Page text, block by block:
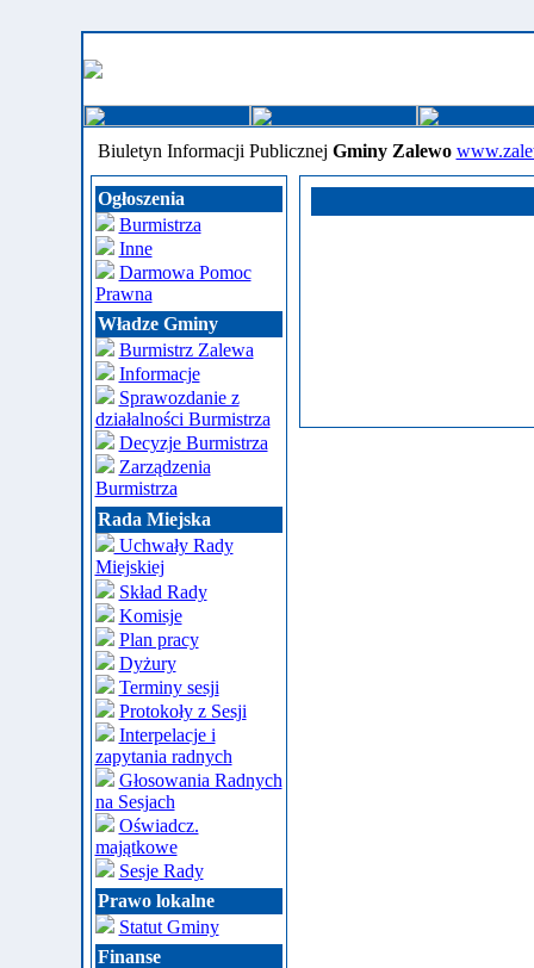
Biuletyn Informacji Publicznej Gminy Zalewo
Ogłoszenia
Burmistrza
Inne
Darmowa Pomoc
Prawna
Władze Gminy
Burmistrz Zalewa
Informacje
Sprawozdanie z
działalności Burmistrza
Decyzje Burmistrza
Zarządzenia
Burmistrza
Rada Miejska
Uchwały Rady
Miejskiej
Skład Rady
Komisje
Plan pracy
Dyżury
Terminy sesji
Protokoły z Sesji
Interpelacje i
zapytania radnych
Głosowania Radnych
na Sesjach
Oświadcz.
majątkowe
Sesje Rady
Prawo lokalne
Statut Gminy
Finanse